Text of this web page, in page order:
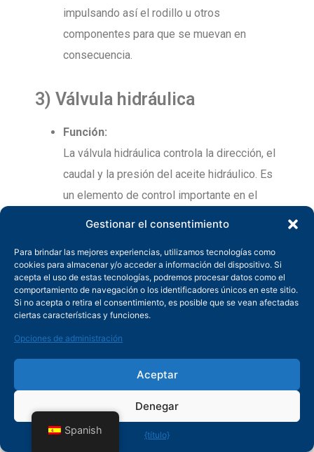
Gestionar el consentimiento
Para brindar las mejores experiencias, utilizamos tecnologías como
cookies para almacenar y/o acceder a información del dispositivo. Si
acepta el uso de estas tecnologías, podremos procesar datos como el
comportamiento de navegación o los identificadores únicos en este sitio.
Si no acepta o retira el consentimiento, es posible que se vean afectadas
ciertas características y funciones.
Opciones de administración
Aceptar
Denegar
{título}
impulsando así el rodillo u otros
componentes para que se muevan en
consecuencia.
3) Válvula hidráulica
Función:
La válvula hidráulica controla la dirección, el
caudal y la presión del aceite hidráulico. Es
un elemento de control importante en el
según las necesidades.
Tipo:
Las válvulas hidráulicas comunes incluyen
válvulas unidireccionales, válvulas de
válvulas reguladoras de presión, válvulas
de inversión, etc. Estas válvulas ayudan a
regular el flujo de aceite hidráulico y
garantizan el funcionamiento estable del
Spanish